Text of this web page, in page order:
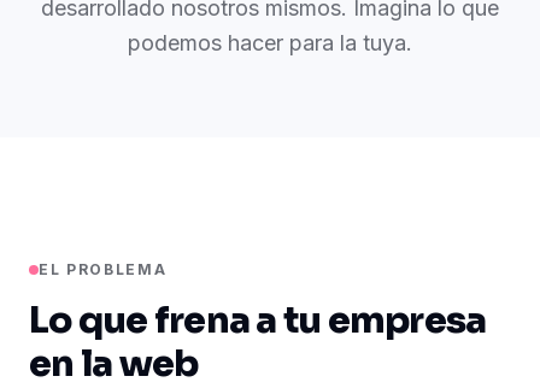
desarrollado nosotros mismos. Imagina lo que
podemos hacer para la tuya.
EL PROBLEMA
Lo que frena a tu empresa
en la web